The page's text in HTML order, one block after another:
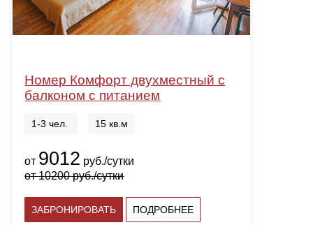
Номер Комфорт двухместный с
балконом с питанием
1-3 чел. 15 кв.м
от 9012 руб./сутки
от10200руб./сутки
ЗАБРОНИРОВАТЬ ПОДРОБНЕЕ